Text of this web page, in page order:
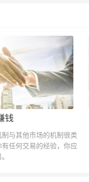
钱
与其他市场的机制很类
任何交易的经验，你应